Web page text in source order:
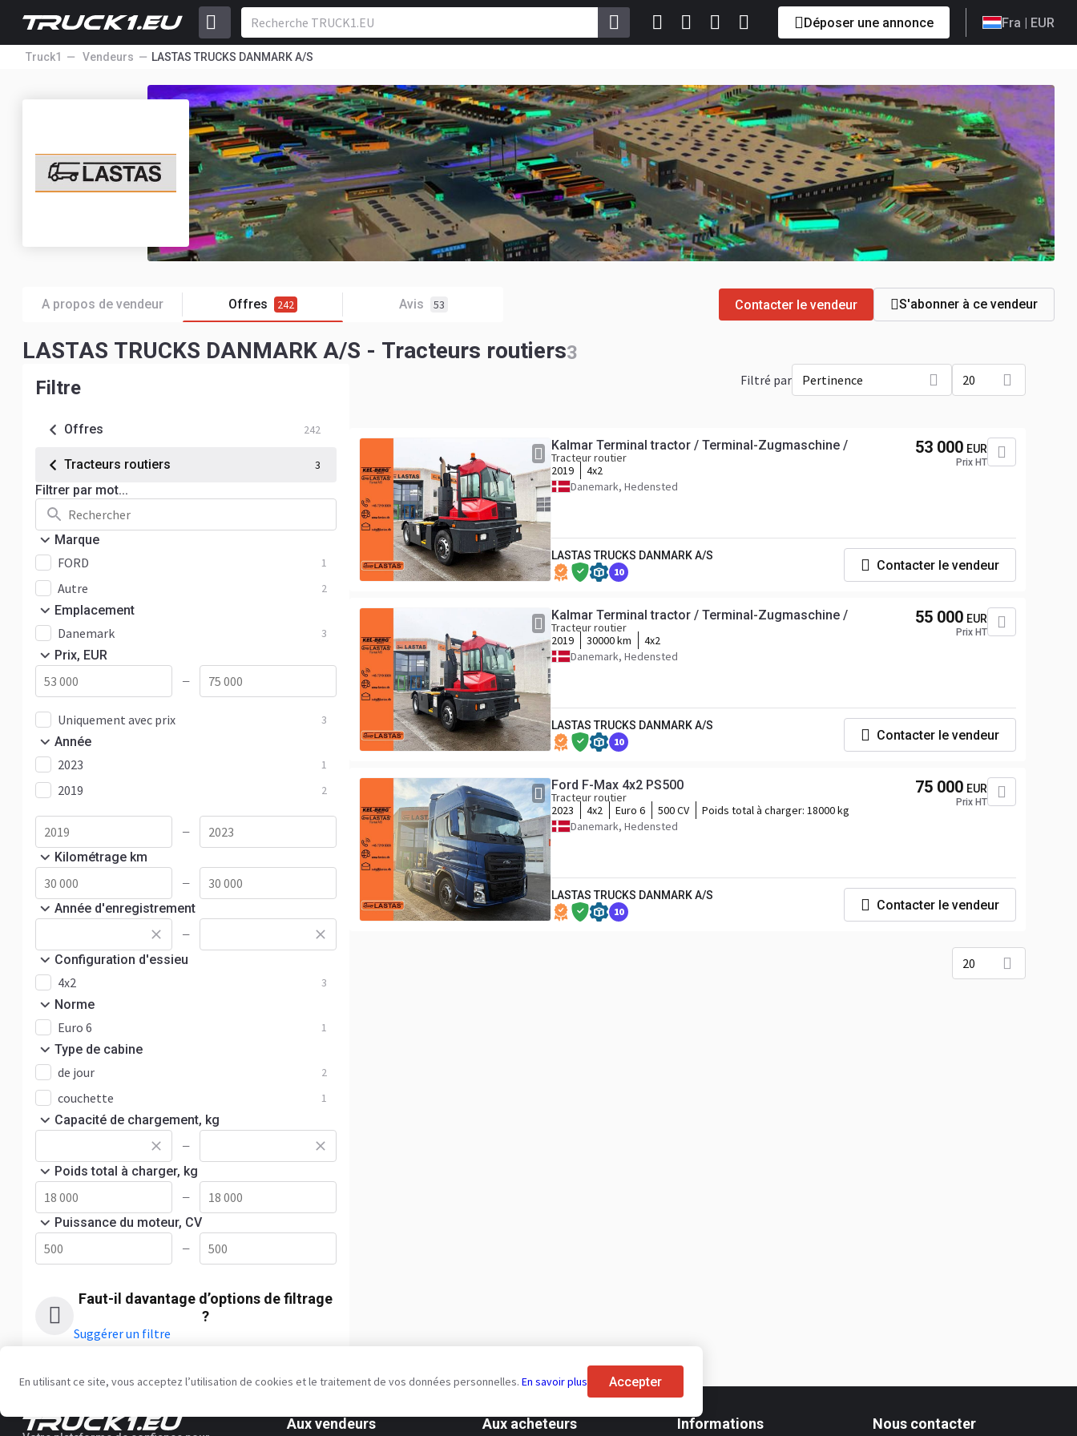
Déposer une annonce Fra | EUR
Truck1 Vendeurs LASTAS TRUCKS DANMARK A/S
A propos de vendeur Offres 242 Avis 53 Contacter le vendeur S'abonner à ce vendeur
LASTAS TRUCKS DANMARK A/S - Tracteurs routiers3
Filtre
Offres 242
Tracteurs routiers 3
Filtrer par mot...
Marque
FORD 1
Autre 2
Emplacement
Danemark 3
Prix, EUR
—
Uniquement avec prix 3
Année
2023 1
2019 2
—
Kilométrage km
—
Année d'enregistrement
—
Configuration d'essieu
4x2 3
Norme
Euro 6 1
Type de cabine
de jour 2
couchette 1
Capacité de chargement, kg
—
Poids total à charger, kg
—
Puissance du moteur, CV
—
Faut-il davantage d’options de filtrage
?
Suggérer un filtre
Filtré par Pertinence 20
Kalmar Terminal tractor / Terminal-Zugmaschine /
Tracteur routier
2019
4x2
Danemark, Hedensted
53 000 EUR
Prix HT
LASTAS TRUCKS DANMARK A/S
10 Contacter le vendeur
Kalmar Terminal tractor / Terminal-Zugmaschine /
Tracteur routier
2019
30000 km
4x2
Danemark, Hedensted
55 000 EUR
Prix HT
LASTAS TRUCKS DANMARK A/S
10 Contacter le vendeur
Ford F-Max 4x2 PS500
Tracteur routier
2023
4x2 Euro 6 500 CV Poids total à charger: 18000 kg
Danemark, Hedensted
75 000 EUR
Prix HT
LASTAS TRUCKS DANMARK A/S
10 Contacter le vendeur
20
Aux vendeurs Aux acheteurs Informations Nous contacter
En utilisant ce site, vous acceptez l’utilisation de cookies et le traitement de vos données personnelles. En savoir plus Accepter